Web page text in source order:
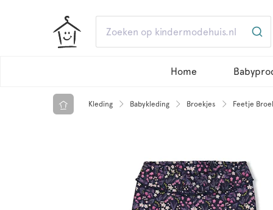
Home
Kleding Babykleding Broekjes Feetje